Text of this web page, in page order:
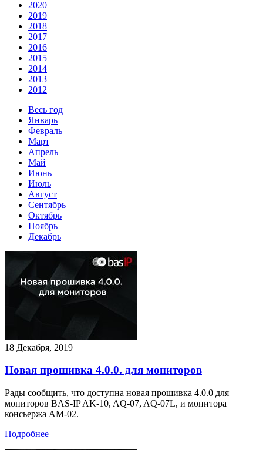
2020
2019
2018
2017
2016
2015
2014
2013
2012
Весь год
Январь
Февраль
Март
Апрель
Май
Июнь
Июль
Август
Сентябрь
Октябрь
Ноябрь
Декабрь
18 Декабря, 2019
Новая прошивка 4.0.0. для мониторов
Рады сообщить, что доступна новая прошивка 4.0.0 для
мониторов BAS-IP AK-10, AQ-07, AQ-07L, и монитора
консьержа AM-02.
Подробнее